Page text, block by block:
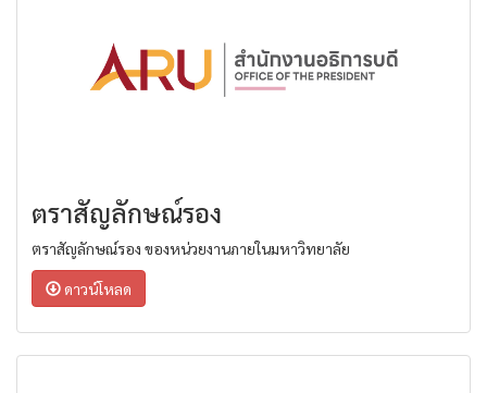
ตราสัญลักษณ์รอง
ตราสัญลักษณ์รอง ของหน่วยงานภายในมหาวิทยาลัย
ดาวน์โหลด